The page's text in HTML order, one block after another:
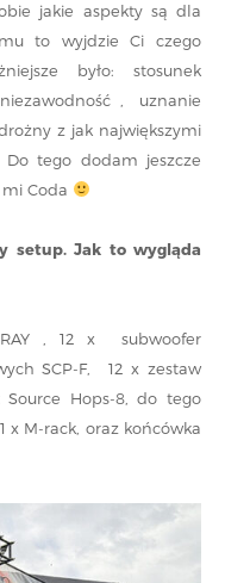
jakie aspekty są dla
to wyjdzie Ci czego
było: stosunek
, uznanie
z jak największymi
tego dodam jeszcze
Coda
setup. Jak to wygląda
, 12 x subwoofer
SCP-F, 12 x zestaw
Source Hops-8, do tego
x M-rack, oraz końcówka